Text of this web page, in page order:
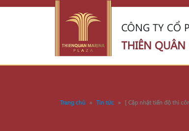
CÔNG TY CỔ
THIÊN
Trang chủ » Tin tức » [ Cập nhật tiến độ thi